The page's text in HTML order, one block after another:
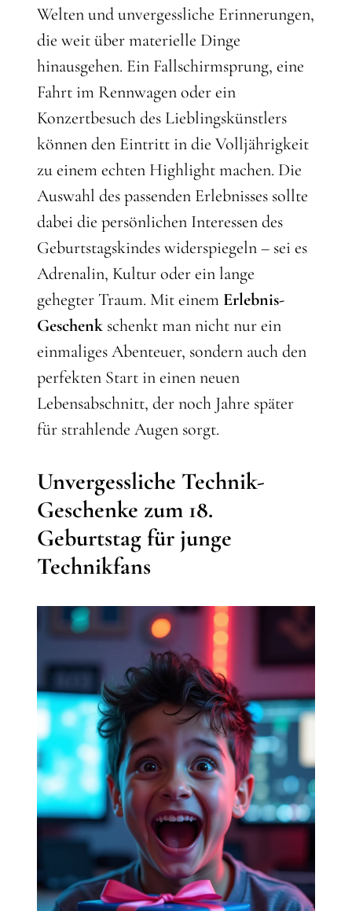
Welten und unvergessliche Erinnerungen,
die weit über materielle Dinge
hinausgehen. Ein Fallschirmsprung, eine
Fahrt im Rennwagen oder ein
Konzertbesuch des Lieblingskünstlers
können den Eintritt in die Volljährigkeit
zu einem echten Highlight machen. Die
Auswahl des passenden Erlebnisses sollte
dabei die persönlichen Interessen des
Geburtstagskindes widerspiegeln – sei es
Adrenalin, Kultur oder ein lange
gehegter Traum. Mit einem Erlebnis-
Geschenk schenkt man nicht nur ein
einmaliges Abenteuer, sondern auch den
perfekten Start in einen neuen
Lebensabschnitt, der noch Jahre später
für strahlende Augen sorgt.
Unvergessliche Technik-
Geschenke zum 18.
Geburtstag für junge
Technikfans